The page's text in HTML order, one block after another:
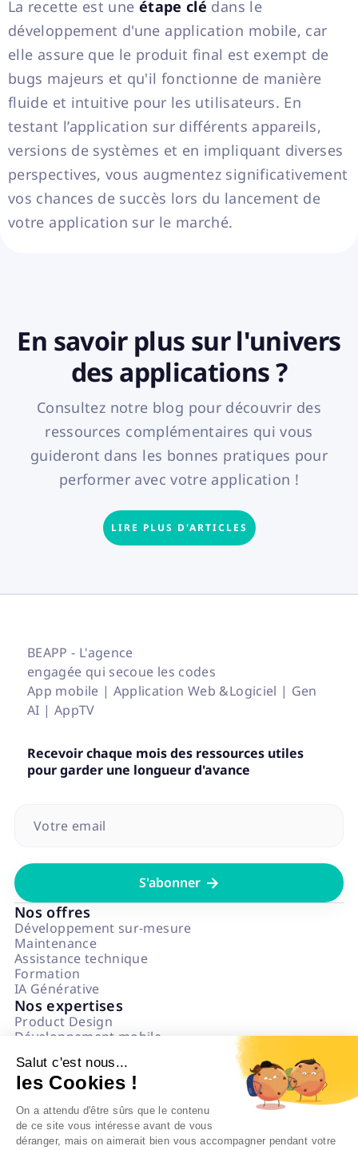
Salut c'est nous...
les Cookies !
On a attendu d'être sûrs que le contenu
de ce site vous intéresse avant de vous
déranger, mais on aimerait bien vous accompagner pendant votre
La recette est une étape clé dans le
développement d'une application mobile, car
elle assure que le produit final est exempt de
bugs majeurs et qu'il fonctionne de manière
fluide et intuitive pour les utilisateurs. En
testant l’application sur différents appareils,
versions de systèmes et en impliquant diverses
perspectives, vous augmentez significativement
vos chances de succès lors du lancement de
votre application sur le marché.
En savoir plus sur l'univers
des applications ?
Consultez notre blog pour découvrir des
ressources complémentaires qui vous
guideront dans les bonnes pratiques pour
performer avec votre application !
LIRE PLUS D'ARTICLES
BEAPP - L'agence
engagée qui secoue les codes
App mobile | Application Web &Logiciel | Gen
AI | AppTV
Recevoir chaque mois des ressources utiles
pour garder une longueur d'avance

Nos offres
Développement sur-mesure
Maintenance
Assistance technique
Formation
IA Générative
Nos expertises
Product Design
Développement mobile
Data & IA
Numérique Responsable
L'agence
Notre état d'esprit
Politique impact